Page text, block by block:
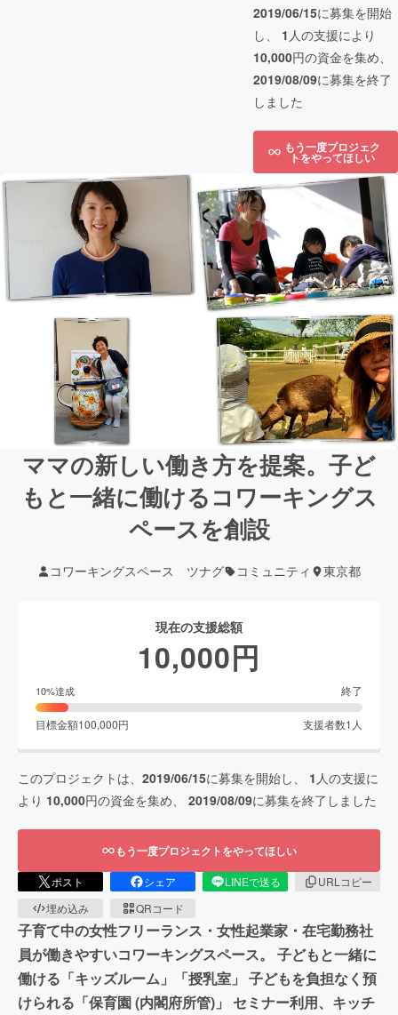
2019/06/15に募集を開始
し、 1 人の支援により
10,000円の資金を集め、
2019/08/09に募集を終了
しました
もう一度プロジェク
トをやってほしい
ママの新しい働き方を提案。子ど
もと一緒に働けるコワーキングス
ペースを創設
コワーキングスペース ツナグ コミュニティ 東京都
現在の支援総額
10,000円
10%達成 終了
目標金額100,000円 支援者数1 人
このプロジェクトは、 2019/06/15に募集を開始し、 1 人の支援に
より 10,000円の資金を集め、 2019/08/09に募集を終了しました
もう一度プロジェクトをやってほしい
ポスト シェア LINEで送る
URLコピー
埋め込み
QRコード
子育て中の女性フリーランス・女性起業家・在宅勤務社
員が働きやすいコワーキングスペース。 子どもと一緒に
働ける「キッズルーム」「授乳室」 子どもを負担なく預
けられる「保育園 (内閣府所管)」 セミナー利用、キッチ